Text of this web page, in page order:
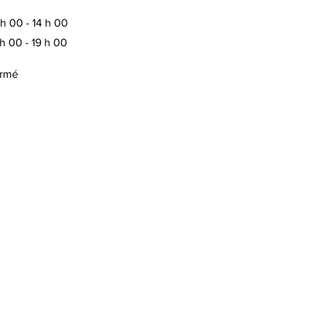
00 - 14 h 00
00 - 19 h 00